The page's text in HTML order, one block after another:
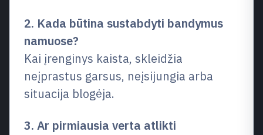
2. Kada būtina sustabdyti bandymus
namuose?
Kai įrenginys kaista, skleidžia
neįprastus garsus, neįsijungia arba
situacija blogėja.
3. Ar pirmiausia verta atlikti